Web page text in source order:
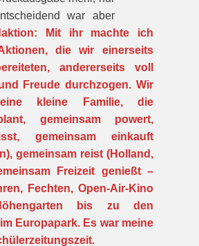
war aber
Mit ihr machte ich
die wir einerseits
andererseits voll
Freude durchzogen. Wir
kleine Familie, die
gemeinsam powert,
gemeinsam einkauft
gemeinsam reist (Holland,
Freizeit genießt –
Fechten, Open-Air-Kino
bis zu den
Europapark. Es war meine